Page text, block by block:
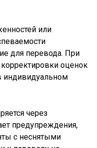
или
для перевода. При
оценок
индивидуальном
через
предупреждения,
с неснятыми